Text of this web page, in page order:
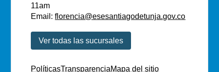
11am
Email:florencia@esesantiagodetunja.gov.co
Ver todas las sucursales
PolíticasTransparenciaMapa del sitio